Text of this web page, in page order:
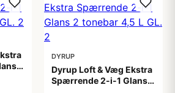
2
DYRUP
Dyrup Loft & Væg Ekstra
Spærrende 2-i-1 Glans 2